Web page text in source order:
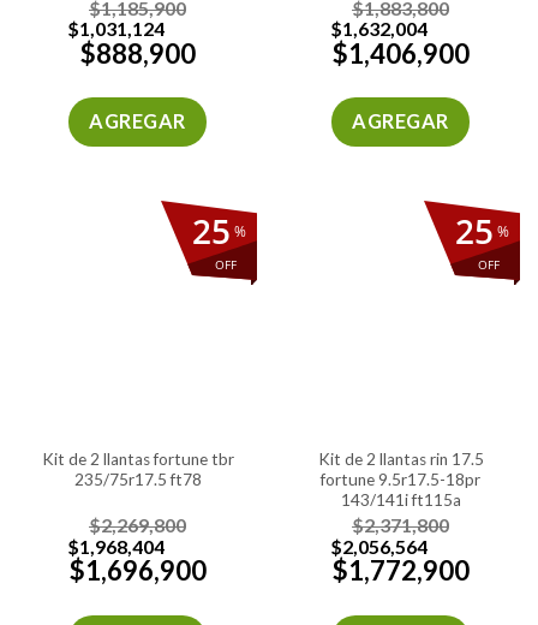
$1,185,900
$1,031,124
$888,900
AGREGAR
$1,883,800
$1,632,004
$1,406,900
AGREGAR
%
OFF
25
kit de 2 llantas fortune tbr
235/75r17.5 ft78
$2,269,800
$1,968,404
$1,696,900
%
OFF
25
kit de 2 llantas rin 17.5
fortune 9.5r17.5-18pr
143/141j ft115a
$2,371,800
$2,056,564
$1,772,900